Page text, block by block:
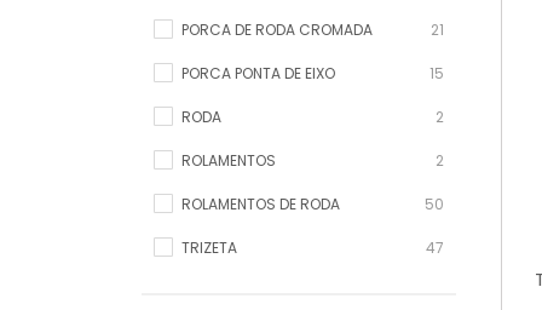
PORCA DE RODA CROMADA 21
PORCA PONTA DE EIXO 15
RODA 2
ROLAMENTOS 2
ROLAMENTOS DE RODA 50
TRIZETA 47